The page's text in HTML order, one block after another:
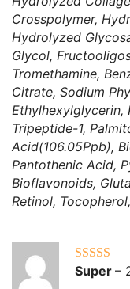
Crosspolymer,
Hydrolyzed
Glycol,
Tromethamine,
Citrate, Sodium
Ethylhexylglycerin,
Tripeptide-1,
Acid(106.05Ppb),
Pantothenic Acid,
Bioflavonoids,
Retinol,
Super –